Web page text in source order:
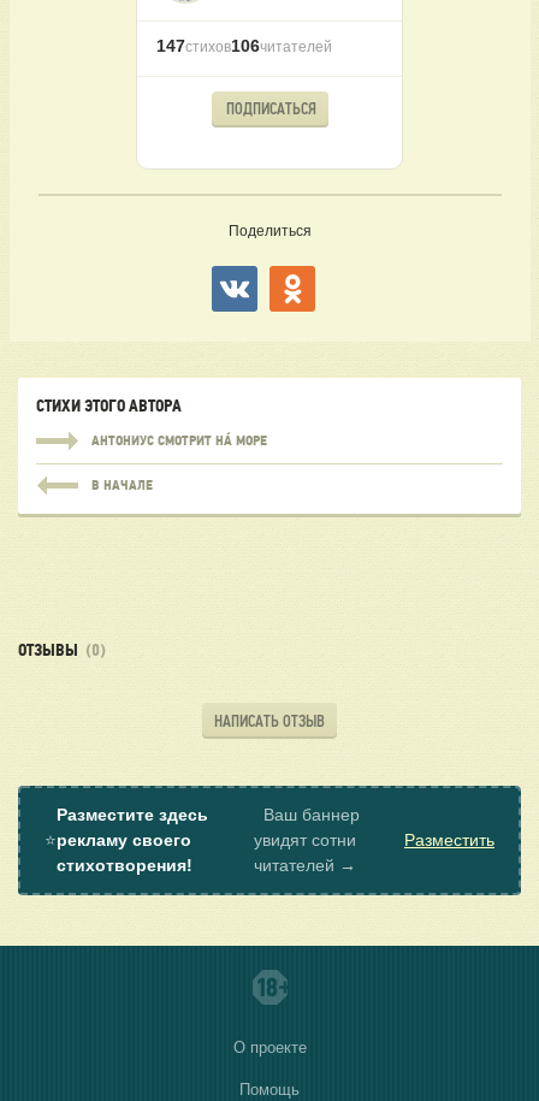
147стихов106читателей
ПОДПИСАТЬСЯ
Поделиться
СТИХИ ЭТОГО АВТОРА
АНТОНИУС СМОТРИТ НÁ МОРЕ
В НАЧАЛЕ
ОТЗЫВЫ (0)
НАПИСАТЬ ОТЗЫВ
⭐
Разместите здесь
рекламу своего
стихотворения!
Ваш баннер
увидят сотни
читателей →
Разместить
О проекте
Помощь